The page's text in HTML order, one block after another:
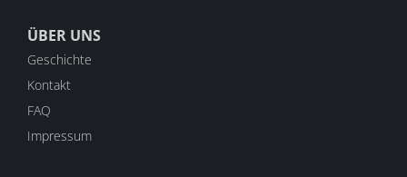
ÜBER UNS
Geschichte
Kontakt
FAQ
Impressum